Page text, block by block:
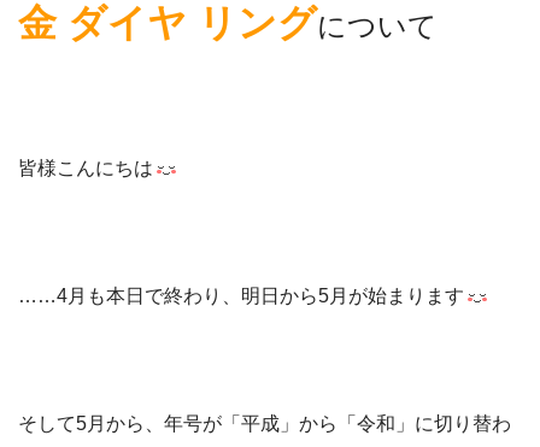
金 ダイヤ リングについて
皆様こんにちは
……4月も本日で終わり、明日から5月が始まります
そして5月から、年号が「平成」から「令和」に切り替わ